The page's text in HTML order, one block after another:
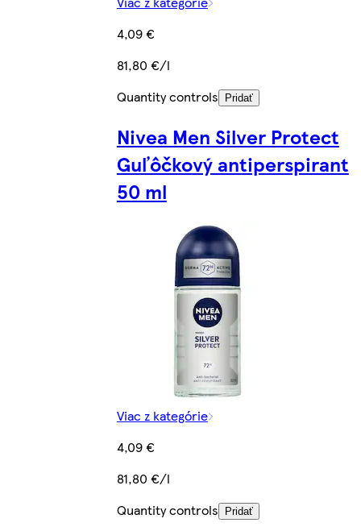
4,09 €
81,80 €/l
Quantity controls
Pridať
Nivea Men Silver Protect
Guľôčkový antiperspirant
50 ml
Viac z kategórie
4,09 €
81,80 €/l
Quantity controls
Pridať